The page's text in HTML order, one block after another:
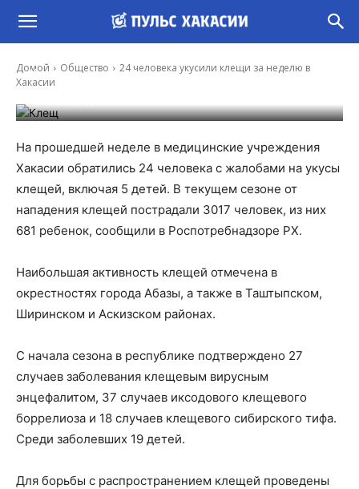
Домой Общество
24 человека укусили клещи за неделю в
Хакасии
Хакасии
На прошедшей неделе в медицинские учреждения
Хакасии обратились 24 человека с жалобами на укусы
клещей, включая 5 детей. В текущем сезоне от
нападения клещей пострадали 3017 человек, из них
681 ребенок, сообщили в Роспотребнадзоре РХ.
Наибольшая активность клещей отмечена в
окрестностях города Абазы, а также в Таштыпском,
Ширинском и Аскизском районах.
С начала сезона в республике подтверждено 27
случаев заболевания клещевым вирусным
энцефалитом, 37 случаев иксодового клещевого
боррелиоза и 18 случаев клещевого сибирского тифа.
Среди заболевших 19 детей.
Для борьбы с распространением клещей проведены